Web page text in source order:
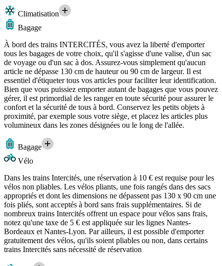
Climatisation
Bagage
À bord des trains INTERCITÉS, vous avez la liberté d'emporter
tous les bagages de votre choix, qu'il s'agisse d'une valise, d'un sac
de voyage ou d'un sac à dos. Assurez-vous simplement qu'aucun
article ne dépasse 130 cm de hauteur ou 90 cm de largeur. Il est
essentiel d'étiqueter tous vos articles pour faciliter leur identification.
Bien que vous puissiez emporter autant de bagages que vous pouvez
gérer, il est primordial de les ranger en toute sécurité pour assurer le
confort et la sécurité de tous à bord. Conservez les petits objets à
proximité, par exemple sous votre siège, et placez les articles plus
volumineux dans les zones désignées ou le long de l'allée.
Bagage
Vélo
Dans les trains Intercités, une réservation à 10 € est requise pour les
vélos non pliables. Les vélos pliants, une fois rangés dans des sacs
appropriés et dont les dimensions ne dépassent pas 130 x 90 cm une
fois pliés, sont acceptés à bord sans frais supplémentaires. Si de
nombreux trains Intercités offrent un espace pour vélos sans frais,
notez qu'une taxe de 5 € est appliquée sur les lignes Nantes-
Bordeaux et Nantes-Lyon. Par ailleurs, il est possible d'emporter
gratuitement des vélos, qu'ils soient pliables ou non, dans certains
trains Intercités sans nécessité de réservation